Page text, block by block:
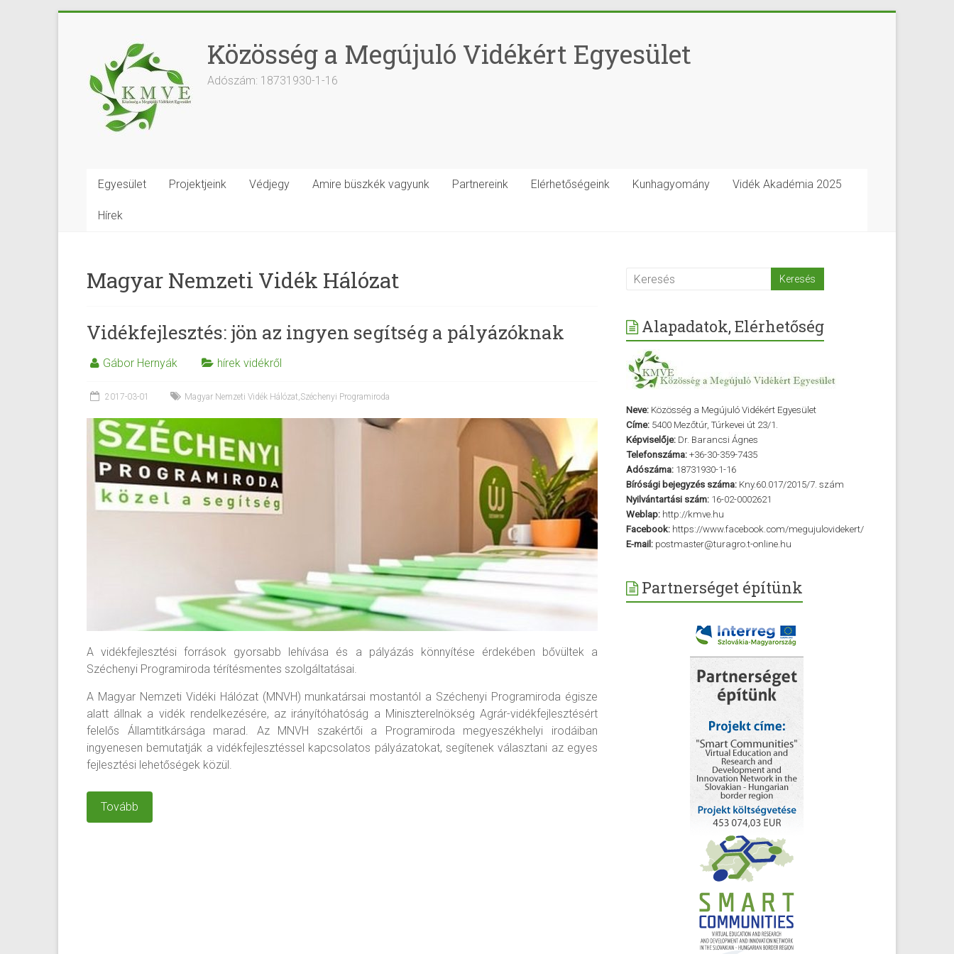
Közösség a Megújuló Vidékért Egyesület
Adószám: 18731930-1-16
Egyesület Projektjeink Védjegy Amire büszkék vagyunk Partnereink Elérhetőségeink Kunhagyomány Vidék Akadémia 2025
Hírek
Magyar Nemzeti Vidék Hálózat
Vidékfejlesztés: jön az ingyen segítség a pályázóknak
Gábor Hernyák hírek vidékről
2017-03-01 Magyar Nemzeti Vidék Hálózat,Széchenyi Programiroda
A vidékfejlesztési források gyorsabb lehívása és a pályázás könnyítése érdekében bővültek a
Széchenyi Programiroda térítésmentes szolgáltatásai.
A Magyar Nemzeti Vidéki Hálózat (MNVH) munkatársai mostantól a Széchenyi Programiroda égisze
alatt állnak a vidék rendelkezésére, az irányítóhatóság a Miniszterelnökség Agrár-vidékfejlesztésért
felelős Államtitkársága marad. Az MNVH szakértői a Programiroda megyeszékhelyi irodáiban
ingyenesen bemutatják a vidékfejlesztéssel kapcsolatos pályázatokat, segítenek választani az egyes
fejlesztési lehetőségek közül.
Tovább
Alapadatok, Elérhetőség
Neve: Közösség a Megújuló Vidékért Egyesület
Címe: 5400 Mezőtúr, Túrkevei út 23/1.
Képviselője: Dr. Barancsi Ágnes
Telefonszáma: +36-30-359-7435
Adószáma: 18731930-1-16
Bírósági bejegyzés száma: Kny.60.017/2015/7. szám
Nyilvántartási szám: 16-02-0002621
Weblap: http://kmve.hu
Facebook: https://www.facebook.com/megujulovidekert/
E-mail: postmaster@turagro.t-online.hu
Partnerséget építünk